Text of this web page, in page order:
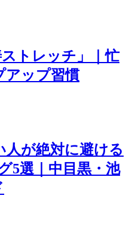
トレッチ」｜忙
アップ習慣
人が絶対に避ける
5選｜中目黒・池